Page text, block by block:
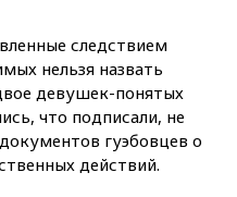
следствием
нельзя назвать
девушек-понятых
что подписали, не
гуэбовцев о
действий.